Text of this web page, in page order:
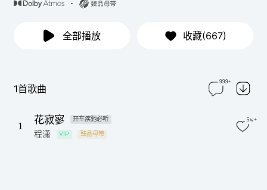
全部播放 收藏(667)
1首歌曲
999+
1
花寂寥 开车疾驰必听
程潇 VIP 臻品母带
5w+